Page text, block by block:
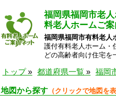
福岡県福岡市老
料老人ホームご案
福岡県福岡市有料老人
護付有料老人ホーム・
どの高齢者向け住宅を
トップ 都道府県一覧 福岡
地図から探す